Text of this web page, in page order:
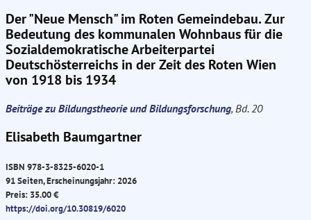
Der "Neue Mensch" im Roten Gemeindebau. Zur
Bedeutung des kommunalen Wohnbaus für die
Sozialdemokratische Arbeiterpartei
Deutschösterreichs in der Zeit des Roten Wien
von 1918 bis 1934
Beiträge zu Bildungstheorie und Bildungsforschung, Bd. 20
Elisabeth Baumgartner
ISBN 978-3-8325-6020-1
91 Seiten, Erscheinungsjahr: 2026
Preis: 35.00 €
https://doi.org/10.30819/6020